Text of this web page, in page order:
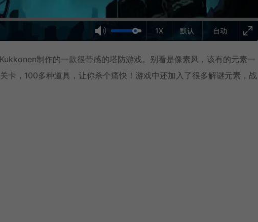
自动
1X 默认
制作的一款很带感的塔防游戏。别看是像素风，该有的元素一
卡，100多种道具，让你杀个痛快！游戏中还加入了很多解谜元素，战